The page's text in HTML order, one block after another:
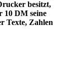
besitzt,
10 DM seine
Texte, Zahlen